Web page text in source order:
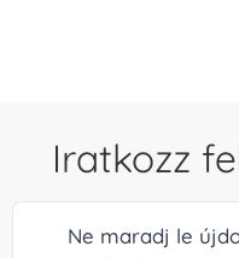
Iratkozz
Ne maradj le